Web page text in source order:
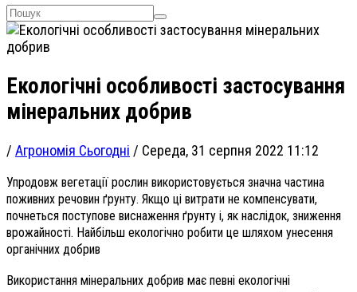
Екологічні особливості застосування
мінеральних добрив
/ Агрономія Сьогодні / Середа, 31 серпня 2022 11:12
Упродовж вегетації рослин використовується значна частина
поживних речовин ґрунту. Якщо ці витрати не компенсувати,
почнеться поступове виснаження ґрунту і, як наслідок, зниження
врожайності. Найбільш екологічно робити це шляхом унесення
органічних добрив
Використання мінеральних добрив має певні екологічні